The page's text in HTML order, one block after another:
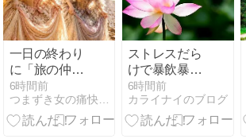
一日の終わり
に「旅の仲間
への手紙」
6時間前
つまずき女の痛快！逆転ホームラン劇！宇咲愛アシュタール
ストレスだら
けで暴飲暴
食、食べてい
るときが幸せ
6時間前
カライナイのブログ